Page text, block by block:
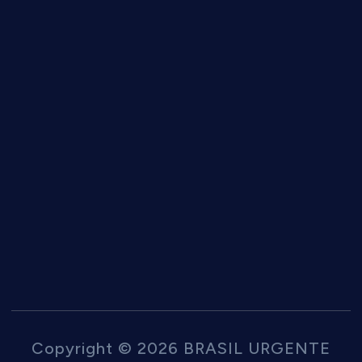
Copyright © 2026 BRASIL URGENTE